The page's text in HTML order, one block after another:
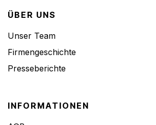
ÜBER UNS
Unser Team
Firmengeschichte
Presseberichte
INFORMATIONEN